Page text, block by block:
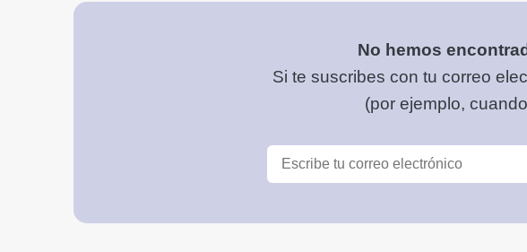
No hemos
Si te suscribes con tu correo
(por ejemplo,